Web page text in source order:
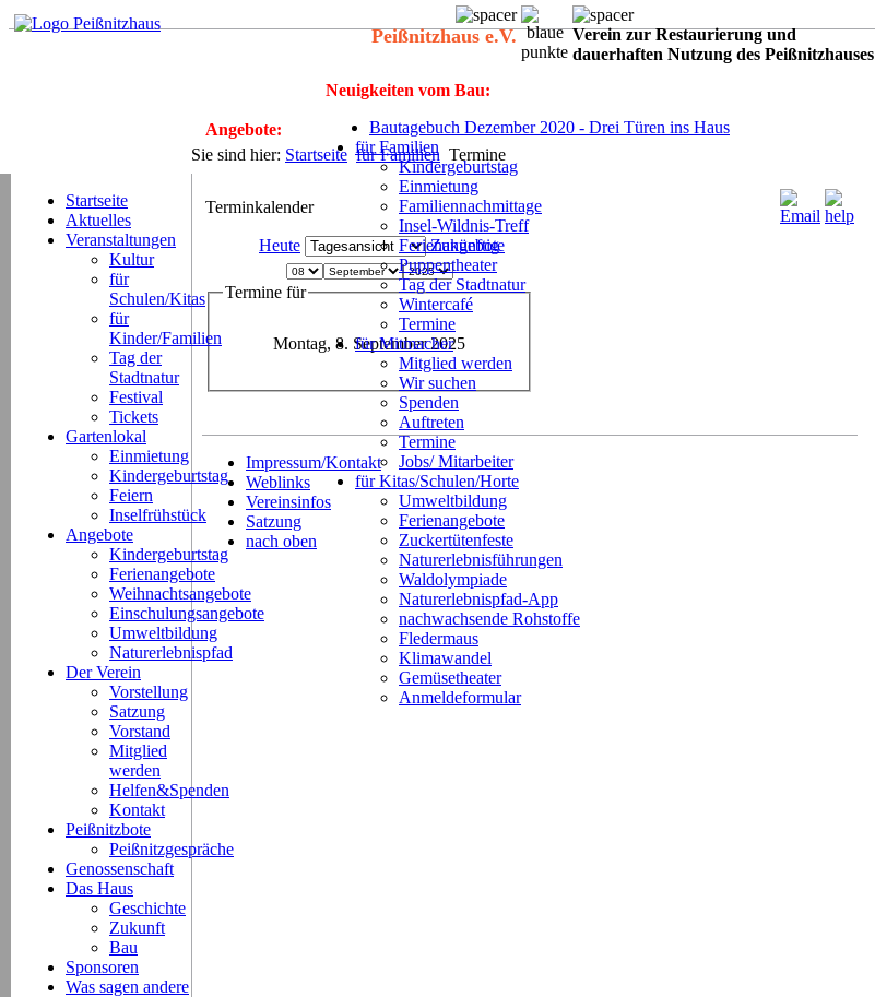
Peißnitzhaus e.V.
Verein zur Restaurierung und
dauerhaften Nutzung des Peißnitzhauses
Neuigkeiten vom Bau:
Bautagebuch Dezember 2020 - Drei Türen ins Haus
für Familien
Kindergeburtstag
Einmietung
Familiennachmittage
Insel-Wildnis-Treff
Ferienangebote
Puppentheater
Tag der Stadtnatur
Wintercafé
Termine
für Mitmacher
Mitglied werden
Wir suchen
Spenden
Auftreten
Termine
Jobs/ Mitarbeiter
für Kitas/Schulen/Horte
Umweltbildung
Ferienangebote
Zuckertütenfeste
Naturerlebnisführungen
Waldolympiade
Naturerlebnispfad-App
nachwachsende Rohstoffe
Fledermaus
Klimawandel
Gemüsetheater
Anmeldeformular
Angebote:
Sie sind hier: Startseite für Familien Termine
Startseite
Aktuelles
Veranstaltungen
Kultur
für
Schulen/Kitas
für
Kinder/Familien
Tag der
Stadtnatur
Festival
Tickets
Gartenlokal
Einmietung
Kindergeburtstag
Feiern
Inselfrühstück
Angebote
Kindergeburtstag
Ferienangebote
Weihnachtsangebote
Einschulungsangebote
Umweltbildung
Naturerlebnispfad
Der Verein
Vorstellung
Satzung
Vorstand
Mitglied
werden
Helfen&Spenden
Kontakt
Peißnitzbote
Peißnitzgespräche
Genossenschaft
Das Haus
Geschichte
Zukunft
Bau
Sponsoren
Was sagen andere
Terminkalender
Heute Zukünftig
Termine für
Montag, 8. September 2025
Impressum/Kontakt
Weblinks
Vereinsinfos
Satzung
nach oben